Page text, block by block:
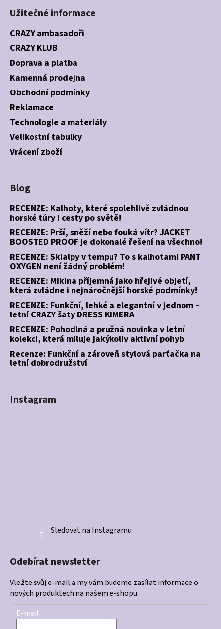
Užitečné informace
CRAZY ambasadoři
CRAZY KLUB
Doprava a platba
Kamenná prodejna
Obchodní podmínky
Reklamace
Technologie a materiály
Velikostní tabulky
Vrácení zboží
Blog
RECENZE: Kalhoty, které spolehlivě zvládnou
horské túry i cesty po světě!
RECENZE: Prší, sněží nebo fouká vítr? JACKET
BOOSTED PROOF je dokonalé řešení na všechno!
RECENZE: Skialpy v tempu? To s kalhotami PANT
OXYGEN není žádný problém!
RECENZE: Mikina příjemná jako hřejivé objetí,
která zvládne i nejnáročnější horské podmínky!
RECENZE: Funkční, lehké a elegantní v jednom –
letní CRAZY šaty DRESS KIMERA
RECENZE: Pohodlná a pružná novinka v letní
kolekci, která miluje jakýkoliv aktivní pohyb
Recenze: Funkční a zároveň stylová parťačka na
letní dobrodružství
Instagram
Sledovat na Instagramu
Odebírat newsletter
Vložte svůj e-mail a my vám budeme zasílat informace o
nových produktech na našem e-shopu.
E-mail